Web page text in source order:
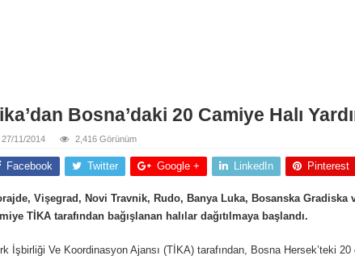
Bosna’daki 20 Camiye Halı
27/11/2014 2,416 Görünüm
Facebook Twitter Google + LinkedIn Pinterest
Vişegrad, Novi Travnik, Rudo, Banya Luka, Bosanska Gradiska
TİKA tarafından bağışlanan halılar dağıtılmaya başlandı.
İşbirliği Ve Koordinasyon Ajansı (TİKA) tarafından, Bosna Hersek’teki 20